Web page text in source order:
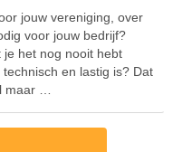
jouw vereniging, over
voor jouw bedrijf?
je het nog nooit hebt
en lastig is? Dat
maar …